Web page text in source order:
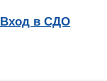
Вход в СДО